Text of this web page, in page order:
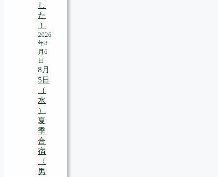
し
た
！
2026
年8
月6
日
8月
5日
（
水
）
夏
季
合
宿
〈
男